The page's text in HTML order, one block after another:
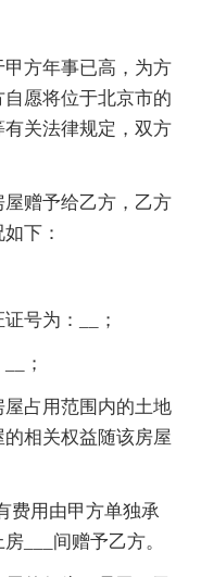
方年事已高，为方
愿将位于北京市的
关法律规定，双方
赠予给乙方，乙方
下：
号为：__；
；
占用范围内的土地
相关权益随该房屋
用由甲方单独承
___间赠予乙方。